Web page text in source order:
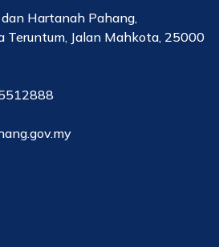
Hartanah Pahang,
Teruntum, Jalan Mahkota, 25000